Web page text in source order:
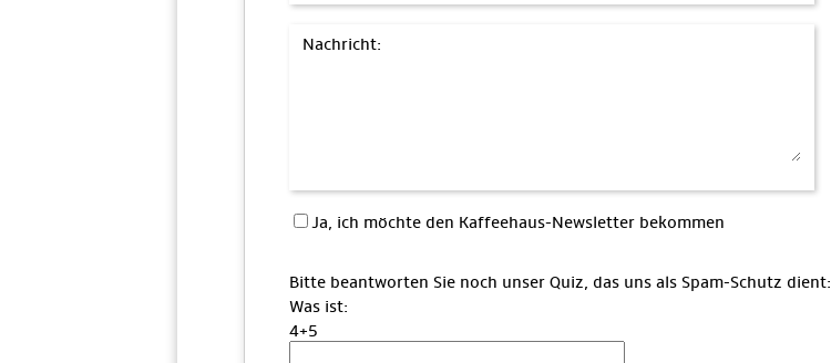
Nachricht:
Ja, ich möchte den Kaffeehaus-Newsletter bekommen
Bitte beantworten Sie noch unser Quiz, das uns als Spam-Schutz dient:
Was ist:
4+5